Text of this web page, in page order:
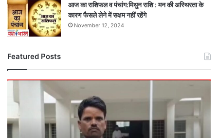
आज का राशिफल व पंचांग:मिथुन राशि : मन की अस्थिरता के
कारण फैसले लेने में सक्षम नहीं रहेंगे
November 12, 2024
Featured Posts
पोलियो
ड्रॉप्स